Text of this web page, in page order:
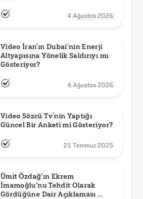
4 Ağustos 2026
Video İran’ın Dubai’nin Enerji
Altyapısına Yönelik Saldırıyı mı
Gösteriyor?
4 Ağustos 2026
Video Sözcü Tv’nin Yaptığı
Güncel Bir Anketi mi Gösteriyor?
21 Temmuz 2025
Ümit Özdağ'ın Ekrem
İmamoğlu'nu Tehdit Olarak
Gördüğüne Dair Açıklaması